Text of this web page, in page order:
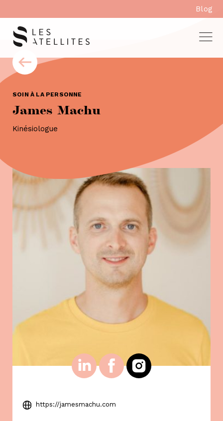
au
contenu
Blog
SOIN À LA PERSONNE
James Machu
Kinésiologue
https://jamesmachu.com